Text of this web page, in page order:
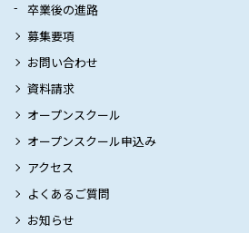
卒業後の進路
募集要項
お問い合わせ
資料請求
オープンスクール
オープンスクール申込み
アクセス
よくあるご質問
お知らせ